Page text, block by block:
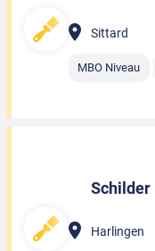
Sittard
MBO Niveau
Schilder
Harlingen